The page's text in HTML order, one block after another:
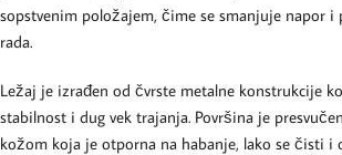
sopstvenim položajem, čime se smanjuje napor i
rada.
Ležaj je izrađen od čvrste metalne konstrukcije
stabilnost i dug vek trajanja. Površina je
kožom koja je otporna na habanje, lako se čisti i